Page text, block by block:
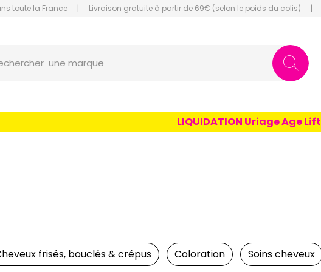
toute la France | Livraison gratuite à partir de 69€ (selon le poids du colis) |
un conseil
LIQUIDATION Uriage Age Lift -30%
frisés, bouclés & crépus Coloration Soins cheveux